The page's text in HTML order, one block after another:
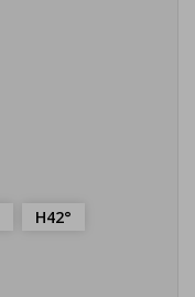
H42°